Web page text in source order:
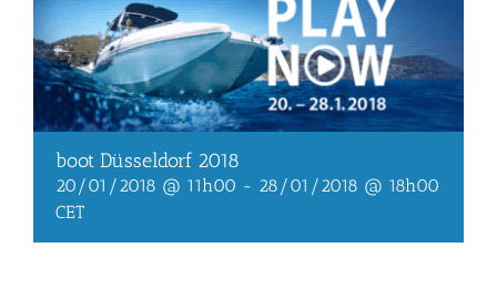
boot Düsseldorf 2018
20/01/2018 @ 11h00 - 28/01/2018 @ 18h00
CET